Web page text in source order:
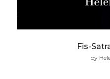
Fis-
by